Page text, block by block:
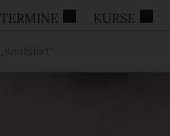
TERMINE KURSE